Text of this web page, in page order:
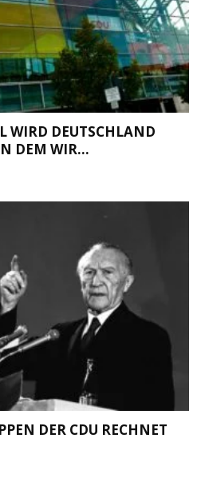
WIRD DEUTSCHLAND
DEM WIR...
DER CDU RECHNET